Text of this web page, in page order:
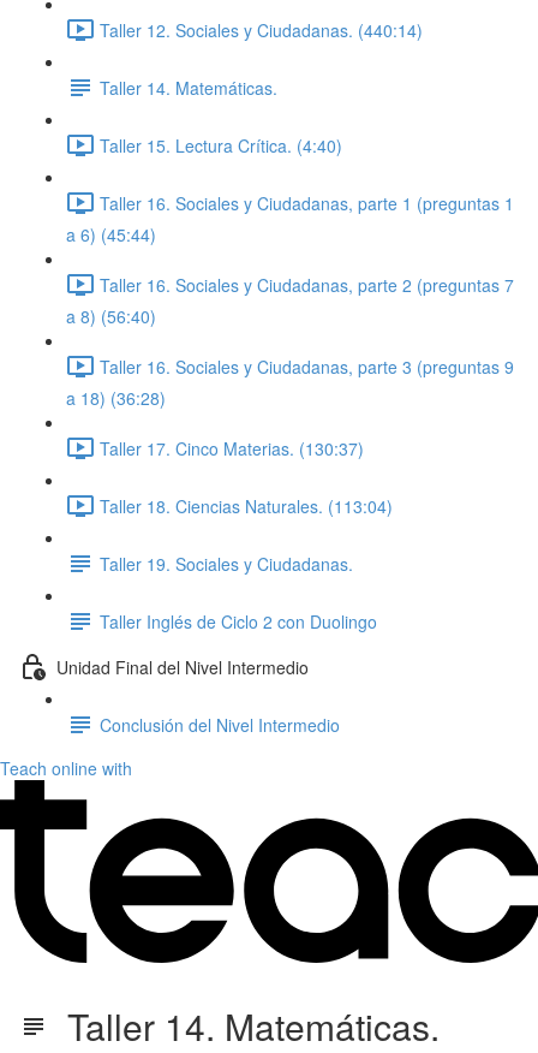
Taller 12. Sociales y Ciudadanas. (440:14)
Taller 14. Matemáticas.
Taller 15. Lectura Crítica. (4:40)
Taller 16. Sociales y Ciudadanas, parte 1 (preguntas 1
a 6) (45:44)
Taller 16. Sociales y Ciudadanas, parte 2 (preguntas 7
a 8) (56:40)
Taller 16. Sociales y Ciudadanas, parte 3 (preguntas 9
a 18) (36:28)
Taller 17. Cinco Materias. (130:37)
Taller 18. Ciencias Naturales. (113:04)
Taller 19. Sociales y Ciudadanas.
Taller Inglés de Ciclo 2 con Duolingo
Unidad Final del Nivel Intermedio
Conclusión del Nivel Intermedio
Teach online with
Taller 14. Matemáticas.